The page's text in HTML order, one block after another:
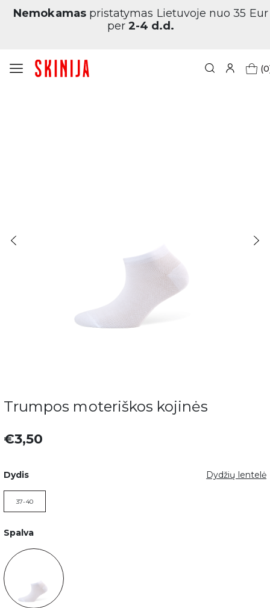
Nemokamaspristatymas Lietuvoje nuo 35 Eur
per 2-4 d.d.
Pagrindinis Trumpos moteriškos kojinės
Trumpos moteriškos kojinės
€3,50
Dydis Dydžių lentelė
37-40
Spalva